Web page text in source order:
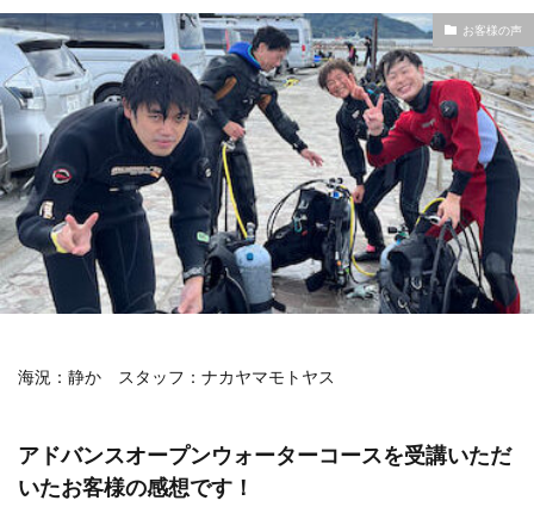
お客様の声
海況：静か スタッフ：ナカヤマモトヤス
アドバンスオープンウォーターコースを受講いただ
いたお客様の感想です！